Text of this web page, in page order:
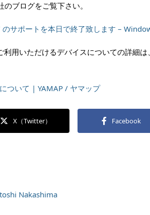
ブログをご覧下さい。
サポートを本日で終了致します –
利用いただけるデバイスについての詳細
ついて | YAMAP / ヤマップ
X（Twitter） Facebook
Nakashima